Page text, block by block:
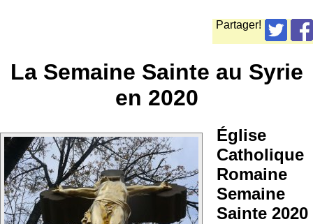
Partager!
La Semaine Sainte au Syrie
en 2020
Église
Catholique
Romaine
Semaine
Sainte 2020